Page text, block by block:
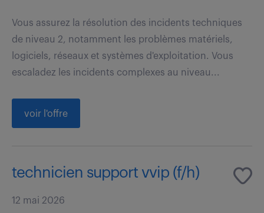
Vous assurez la résolution des incidents techniques
de niveau 2, notamment les problèmes matériels,
logiciels, réseaux et systèmes d'exploitation. Vous
escaladez les incidents complexes au niveau...
voir l'offre
technicien support vvip (f/h)
12 mai 2026